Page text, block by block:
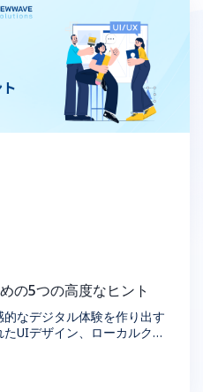
の5つの高度なヒント
なデジタル体験を作り出す
UIデザイン、ローカルクラ
見してください。スキルを